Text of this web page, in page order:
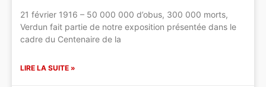
21 février 1916 – 50 000 000 d’obus, 300 000 morts,
Verdun fait partie de notre exposition présentée dans le
cadre du Centenaire de la
LIRE LA SUITE »